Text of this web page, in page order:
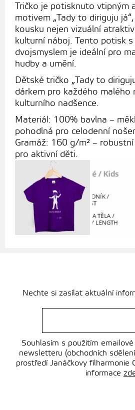
Tričko je potisknuto vtipným
motivem „Tady to diriguju
kousku nejen vizuální
kulturní náboj. Tento potisk
dvojsmyslem je ideální pro
hudby a umění.
Dětské tričko „Tady to
dárkem pro každého malého
kulturního nadšence.
Materiál: 100% bavlna –
pohodlná pro celodenní
Gramáž: 160 g/m² –
pro aktivní děti.
Nechte si zasílat aktuální
Souhlasím s použitím
newsletteru (obchodních
prostředí Janáčkovy filharmonie
informace